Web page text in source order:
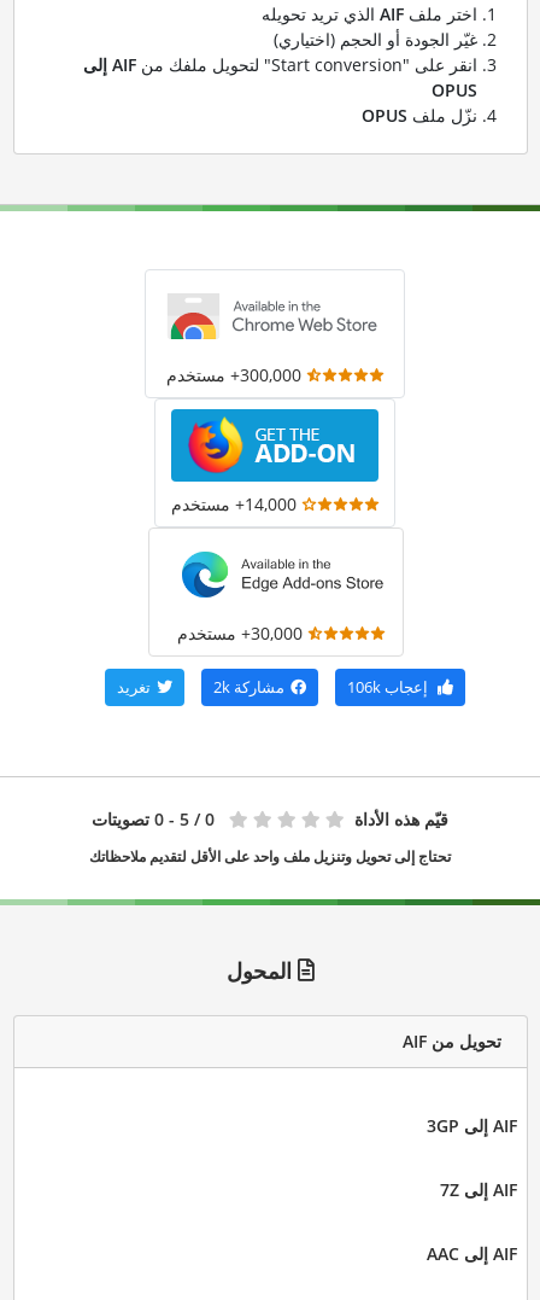
اختر ملف AIFالذي تريد تحويله
غيّر الجودة أو الحجم (اختياري)
انقر على "Start conversion" لتحويل ملفك من
AIF إلى
OPUS
نزّل ملف OPUS
300,000+ مستخدم
14,000+ مستخدم
30,000+ مستخدم
إعجاب106k مشاركة 2k تغريد
قيّم هذه الأداة 0 / 5 - 0 تصويتات
تحتاج إلى تحويل وتنزيل ملف واحد على الأقل لتقديم ملاحظاتك
المحول
تحويل من AIF
AIF إلى 3GP
AIF إلى 7Z
AIF إلى AAC